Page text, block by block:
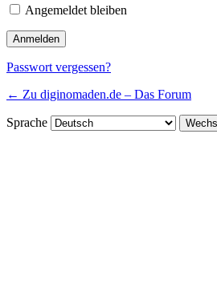
Angemeldet bleiben
Passwort vergessen?
← Zu diginomaden.de – Das Forum
Sprache